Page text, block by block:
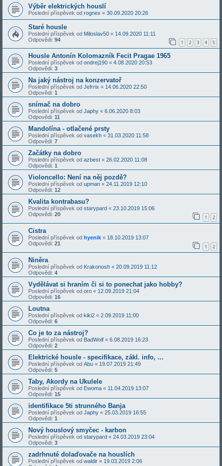
Výběr elektrických houslí
Poslední příspěvek od rognex « 30.09.2020 20:26
Staré housle
Poslední příspěvek od Miloslav50 « 14.09.2020 11:11
Odpovědi: 94 1 2 3 4 5
Housle Antonín Kolomazník Fecit Pragae 1965
Poslední příspěvek od ondrej190 « 4.08.2020 20:53
Odpovědi: 3
Na jaký nástroj na konzervatoř
Poslední příspěvek od Jefrrix « 14.06.2020 22:50
Odpovědi: 1
snímač na dobro
Poslední příspěvek od Japhy « 6.06.2020 8:03
Odpovědi: 11
Mandolína - otlačené prsty
Poslední příspěvek od vasekh « 31.03.2020 11:58
Odpovědi: 7
Začátky na dobro
Poslední příspěvek od azbest « 26.02.2020 11:08
Odpovědi: 1
Violoncello: Není na něj pozdě?
Poslední příspěvek od upman « 24.11.2019 12:10
Odpovědi: 12
Kvalita kontrabasu?
Poslední příspěvek od starypard « 23.10.2019 15:06
Odpovědi: 20 1 2
Cistra
Poslední příspěvek od hyenik « 18.10.2019 13:07
Odpovědi: 21 1 2
Niněra
Poslední příspěvek od Krakonosh « 20.09.2019 11:12
Odpovědi: 4
Vydělávat si hraním či si to ponechat jako hobby?
Poslední příspěvek od oro « 12.09.2019 21:04
Odpovědi: 16
Loutna
Poslední příspěvek od kiki2 « 2.09.2019 11:00
Odpovědi: 6
Co je to za nástroj?
Poslední příspěvek od BadWolf « 6.08.2019 16:23
Odpovědi: 2
Elektrické housle - specifikace, zákl. info, ...
Poslední příspěvek od Abu « 19.07.2019 21:49
Odpovědi: 5
Taby, Akordy na Ukulele
Poslední příspěvek od Ewoma « 11.04.2019 13:07
Odpovědi: 15
identifikace 5ti strunného Banja
Poslední příspěvek od Japhy « 25.03.2019 16:55
Odpovědi: 1
Nový houslový smyčec - karbon
Poslední příspěvek od starypard « 24.03.2019 23:04
Odpovědi: 3
zadrhnuté dolaďovače na houslích
Poslední příspěvek od waldir « 19.03.2019 2:06